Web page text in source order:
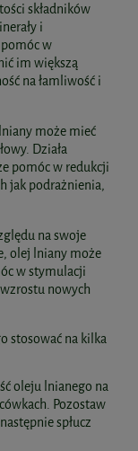
składników
i
w
im większą
na łamliwość i
może mieć
Działa
pomóc w redukcji
jak podrażnienia,
na swoje
olej lniany może
w stymulacji
nowych
stosować na kilka
oleju lnianego na
Pozostaw
spłucz